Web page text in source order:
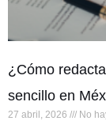
¿Cómo
sencillo en
27 abril, 2026 No